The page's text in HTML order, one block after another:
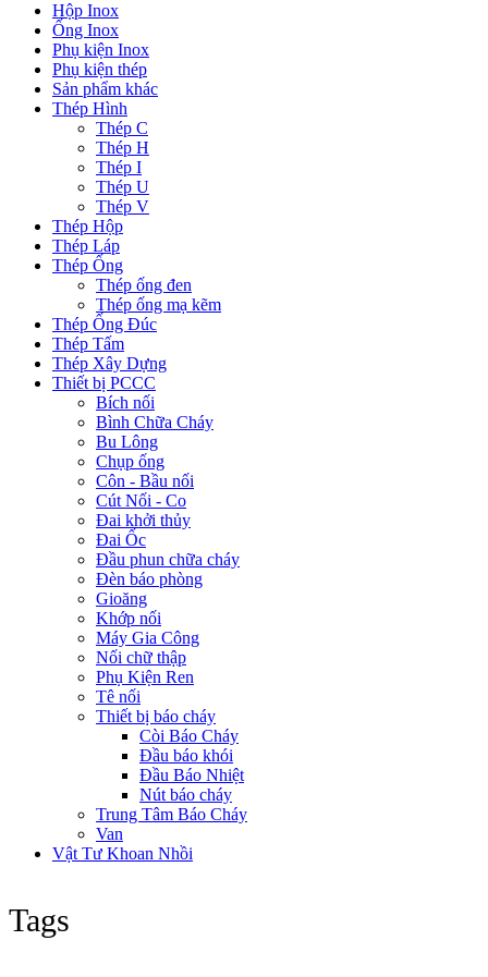
Hộp Inox
Ống Inox
Phụ kiện Inox
Phụ kiện thép
Sản phẩm khác
Thép Hình
Thép C
Thép H
Thép I
Thép U
Thép V
Thép Hộp
Thép Láp
Thép Ống
Thép ống đen
Thép ống mạ kẽm
Thép Ống Đúc
Thép Tấm
Thép Xây Dựng
Thiết bị PCCC
Bích nối
Bình Chữa Cháy
Bu Lông
Chụp ống
Côn - Bầu nối
Cút Nối - Co
Đai khởi thủy
Đai Ốc
Đầu phun chữa cháy
Đèn báo phòng
Gioăng
Khớp nối
Máy Gia Công
Nối chữ thập
Phụ Kiện Ren
Tê nối
Thiết bị báo cháy
Còi Báo Cháy
Đầu báo khói
Đầu Báo Nhiệt
Nút báo cháy
Trung Tâm Báo Cháy
Van
Vật Tư Khoan Nhồi
Tags